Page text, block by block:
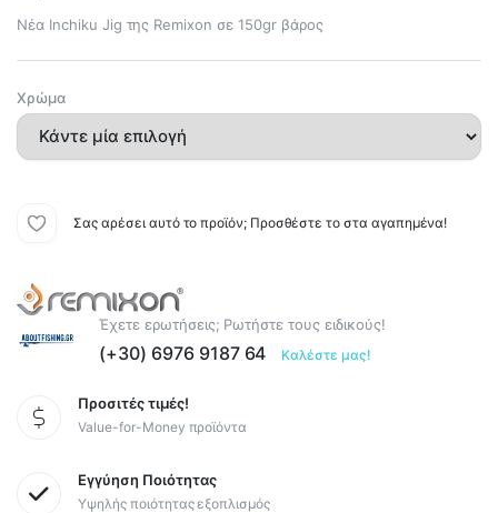
Νέα Inchiku Jig της Remixon σε 150gr βάρος
Χρώμα
Σας αρέσει αυτό το προϊόν; Προσθέστε το στα αγαπημένα!
Έχετε ερωτήσεις; Ρωτήστε τους ειδικούς!
(+30) 6976 9187 64 Καλέστε μας!
Προσιτές τιμές!
Value-for-Money προϊόντα
Εγγύηση Ποιότητας
Υψηλής ποιότητας εξοπλισμός